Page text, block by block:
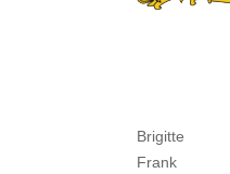
Brigitte
Frank